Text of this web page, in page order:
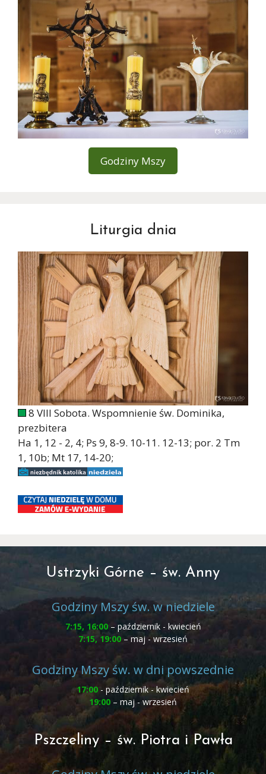
Godziny Mszy
Liturgia dnia
8 VIII Sobota. Wspomnienie św. Dominika,
prezbitera
Ha 1, 12 - 2, 4; Ps 9, 8-9. 10-11. 12-13; por. 2 Tm
1, 10b; Mt 17, 14-20;
Ustrzyki Górne – św. Anny
Godziny Mszy św. w niedziele
7:15, 16:00– październik - kwiecień
7:15, 19:00 – maj - wrzesień
Godziny Mszy św. w dni powszednie
17:00 - październik - kwiecień
19:00 – maj - wrzesień
Pszczeliny – św. Piotra i Pawła